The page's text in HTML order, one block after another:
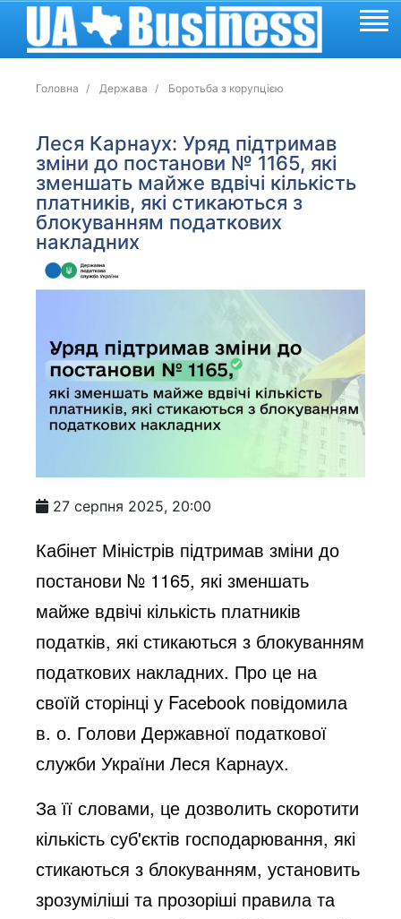
Головна Держава Боротьба з корупцією
Леся Карнаух: Уряд підтримав
зміни до постанови № 1165, які
зменшать майже вдвічі кількість
платників, які стикаються з
блокуванням податкових
накладних
27 серпня 2025, 20:00
Кабінет Міністрів підтримав зміни до
постанови № 1165, які зменшать
майже вдвічі кількість платників
податків, які стикаються з блокуванням
податкових накладних. Про це на
своїй сторінці у Facebook повідомила
в. о. Голови Державної податкової
служби України Леся Карнаух.
За її словами, це дозволить скоротити
кількість суб'єктів господарювання, які
стикаються з блокуванням, установить
зрозуміліші та прозоріші правила та